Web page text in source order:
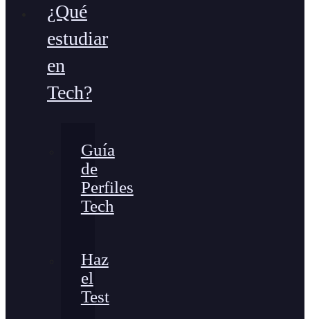
¿Qué
estudiar
en
Tech?
Guía
de
Perfiles
Tech
Haz
el
Test